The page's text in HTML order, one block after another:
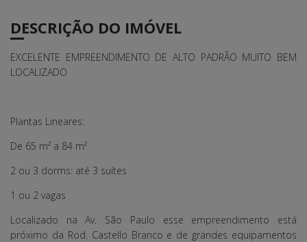
DESCRIÇÃO DO IMÓVEL
EXCELENTE EMPREENDIMENTO DE ALTO PADRÃO MUITO BEM
LOCALIZADO
Plantas Lineares:
De 65 m² a 84 m²
2 ou 3 dorms: até 3 suítes
1 ou 2 vagas
Localizado na Av. São Paulo esse empreendimento está
próximo da Rod. Castello Branco e de grandes equipamentos